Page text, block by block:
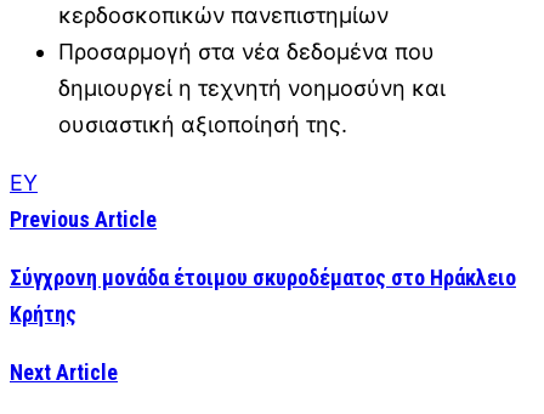
κερδοσκοπικών πανεπιστημίων
Προσαρμογή στα νέα δεδομένα που
δημιουργεί η τεχνητή νοημοσύνη και
ουσιαστική αξιοποίησή της.
EY
Previous Article
Σύγχρονη μονάδα έτοιμου σκυροδέματος στο Ηράκλειο
Κρήτης
Next Article